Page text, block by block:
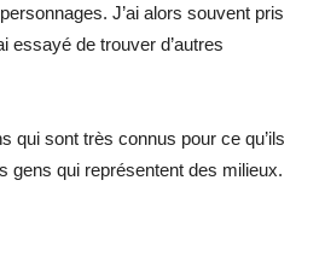
J’ai alors souvent pris
essayé de trouver d’autres
qui sont très connus pour ce qu’ils
gens qui représentent des milieux.